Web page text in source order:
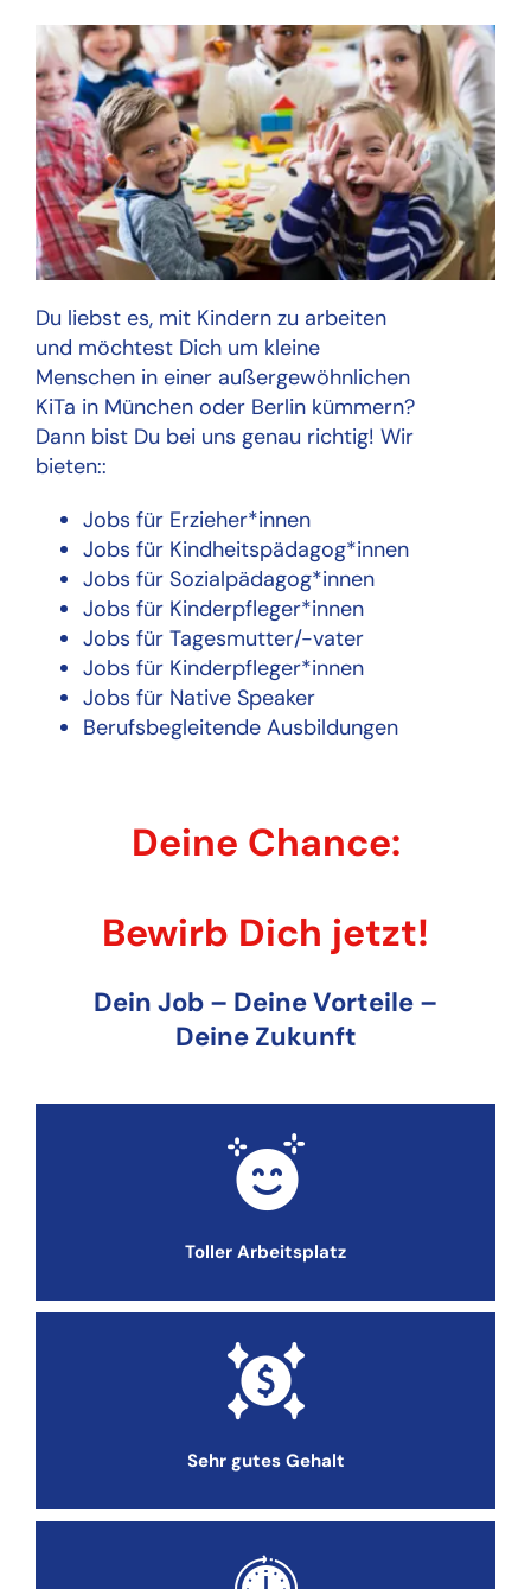
Du liebst es, mit Kindern zu arbeiten
und möchtest Dich um kleine
Menschen in einer außergewöhnlichen
KiTa in München oder Berlin kümmern?
Dann bist Du bei uns genau richtig! Wir
bieten::
Jobs für Erzieher*innen
Jobs für Kindheitspädagog*innen
Jobs für Sozialpädagog*innen
Jobs für Kinderpfleger*innen
Jobs für Tagesmutter/-vater
Jobs für Kinderpfleger*innen
Jobs für Native Speaker
Berufsbegleitende Ausbildungen
Deine Chance:
Bewirb Dich jetzt!
Dein Job – Deine Vorteile –
Deine Zukunft
Toller Arbeitsplatz
Sehr gutes Gehalt